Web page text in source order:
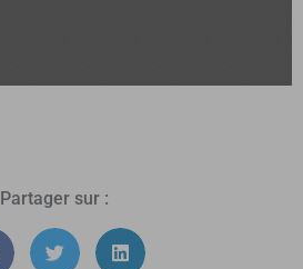
Partager sur :